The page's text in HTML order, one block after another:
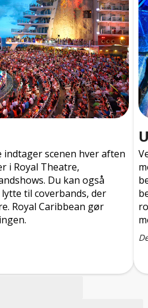
scenen hver aften
i Royal Theatre,
Du kan også
til coverbands, der
Royal Caribbean gør